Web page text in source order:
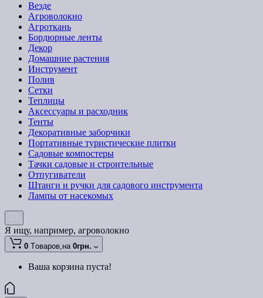
Везде
Агроволокно
Агроткань
Бордюрные ленты
Декор
Домашние растения
Инструмент
Полив
Сетки
Теплицы
Аксессуары и расходник
Тенты
Декоративные заборчики
Портативные туристические плитки
Садовые компостеры
Тачки садовые и строительные
Отпугиватели
Штанги и ручки для садового инструмента
Лампы от насекомых
Я ищу, например, агроволокно
0 Tоваров,на 0грн.
Ваша корзина пуста!